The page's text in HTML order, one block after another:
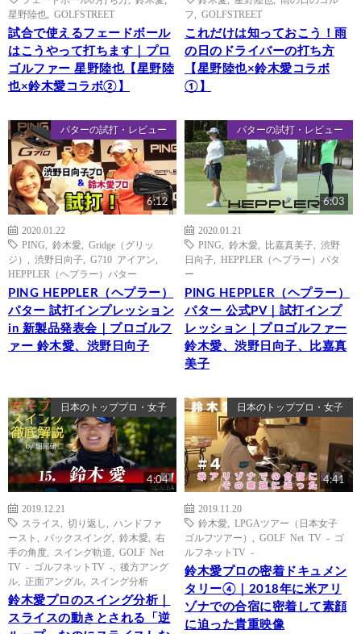
星野陸也
GOLFSTREET
試合で使えるフェードボール
はこうやって打ちます｜プロ
ゴルファー 星野陸也【星野陸
也×鈴木愛コラボ②】
フ
GOLFSTREET
これだけは知っておこう！雨
の日のドライバーの打ち方
【星野陸也×鈴木愛コラボ
①】
パターの試打・レビュー
6:12
2020.01.22
PING
鈴木愛
Gridge（グリッ
ジ）
渋野日向子 G710 アイアン
HEPPLER（ヘプラー）パター
PING HEPPLER（ヘプラー）
パター 試打インプレッション
in 新製品発表会｜プロゴルフ
ァー 鈴木愛、渋野日向子
パターの試打・レビュー
6:03
2020.01.21
PING
鈴木愛 比嘉真美子
渋野
日向子
HEPPLER（ヘプラー）パタ
ー
PING HEPPLER（ヘプラー）
パター 公式PV｜試打インプ
レッション｜プロゴルファー
鈴木愛、渋野日向子、比嘉真
美子
日本のトッププロ・女子
4:04
2019.12.21
スライス
切り返し
ハンドファ
ースト
バックスイング 鈴木愛
右
手の角度
スイング軌道
GOLF Net
TV - ゴルフネットTV -
後方アング
ル
正面アングル スイング分析
鈴木愛プロのスイング分析｜
スライスの動きとされる「逆
日本のトッププロ・女子
4:41
2019.11.20
鈴木愛
LPGAツアー（日本女子
ゴルフツアー）
GOLF Net TV - ゴ
ルフネットTV -
鈴木愛プロの密着ドキュメン
タリー④｜2018年に米アリ
ゾナでの合宿に密着して素顔
に迫った貴重映像